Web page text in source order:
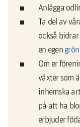
Anlägga
Ta del av
också
en egen
Om er
växter som
inhemska
på att ha
erbjuder